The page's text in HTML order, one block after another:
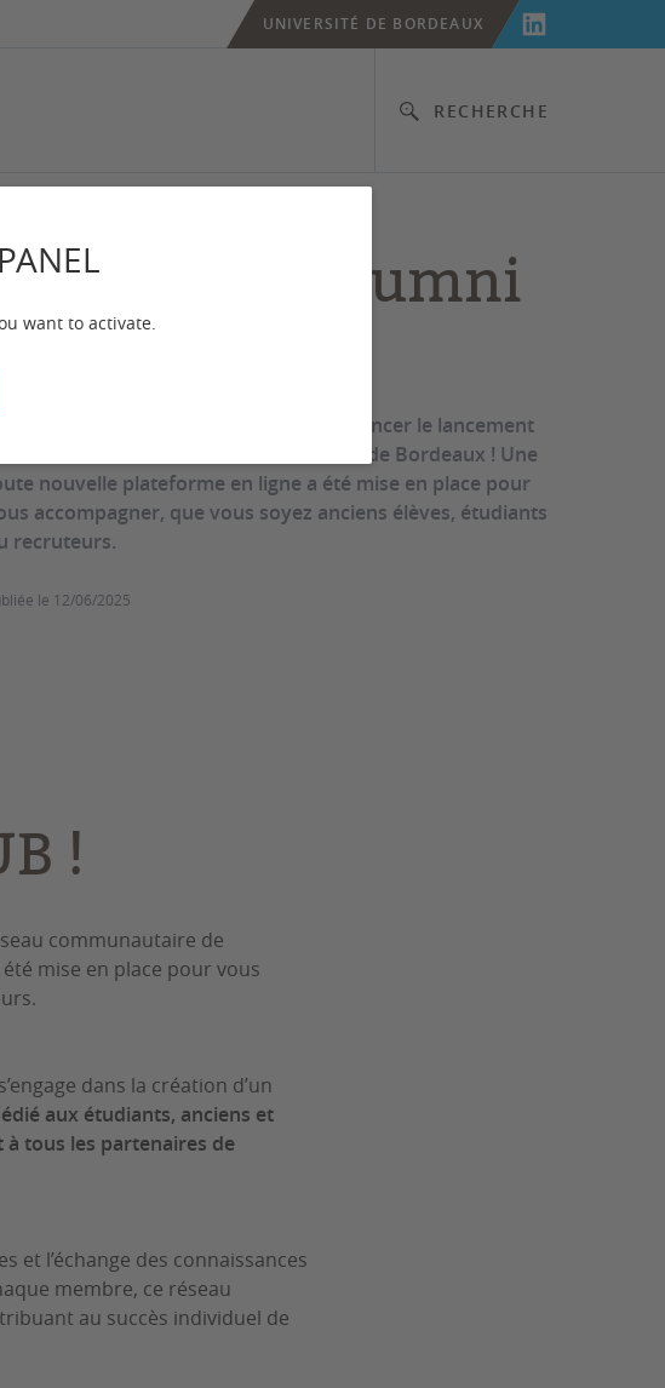
want to activate.
RECHERCHE
UNIVERSITÉ DE BORDEAUX
Plateforme Alumni
sommes très heureux de vous annoncer le lancement
réseau communautaire de l’université de Bordeaux ! Une
nouvelle plateforme en ligne a été mise en place pour
accompagner, que vous soyez anciens élèves, étudiants
recruteurs.
le 12/06/2025
!
communautaire de
mise en place pour vous
dans la création d’un
aux étudiants, anciens et
tous les partenaires de
et l’échange des connaissances
membre, ce réseau
au succès individuel de